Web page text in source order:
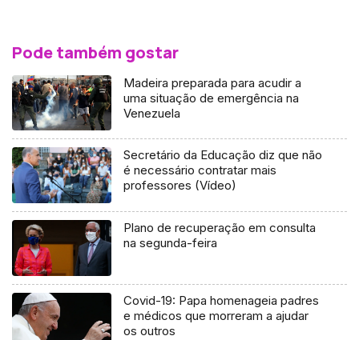
Pode também gostar
Madeira preparada para acudir a
uma situação de emergência na
Venezuela
Secretário da Educação diz que não
é necessário contratar mais
professores (Vídeo)
Plano de recuperação em consulta
na segunda-feira
Covid-19: Papa homenageia padres
e médicos que morreram a ajudar
os outros